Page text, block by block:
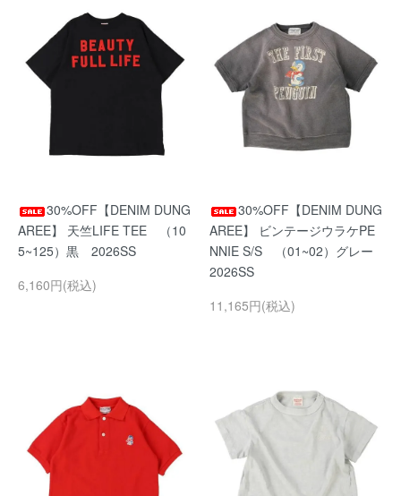
30%OFF【DENIM DUNG
AREE】 天竺LIFE TEE （10
5~125）黒 2026SS
6,160円(税込)
30%OFF【DENIM DUNG
AREE】 ビンテージウラケPE
NNIE S/S （01~02）グレー
2026SS
11,165円(税込)